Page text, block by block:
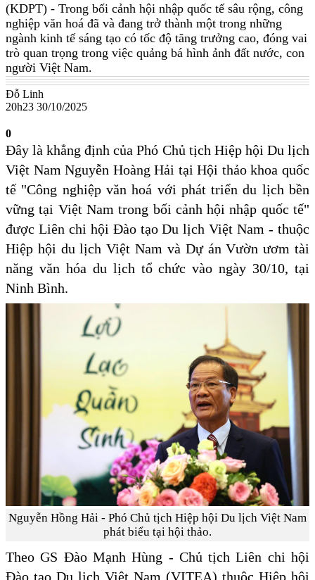
(KDPT) - Trong bối cảnh hội nhập quốc tế sâu rộng, công
nghiệp văn hoá đã và đang trở thành một trong những
ngành kinh tế sáng tạo có tốc độ tăng trưởng cao, đóng vai
trò quan trọng trong việc quảng bá hình ảnh đất nước, con
người Việt Nam.
Đỗ Linh
20h23 30/10/2025
0
Đây là khẳng định của Phó Chủ tịch Hiệp hội Du lịch
Việt Nam Nguyễn Hoàng Hải tại Hội thảo khoa quốc
tế "Công nghiệp văn hoá với phát triển du lịch bền
vững tại Việt Nam trong bối cảnh hội nhập quốc tế"
được Liên chi hội Đào tạo Du lịch Việt Nam - thuộc
Hiệp hội du lịch Việt Nam và Dự án Vườn ươm tài
năng văn hóa du lịch tổ chức vào ngày 30/10, tại
Ninh Bình.
Nguyễn Hồng Hải - Phó Chủ tịch Hiệp hội Du lịch Việt Nam
phát biểu tại hội thảo.
Theo GS Đào Mạnh Hùng - Chủ tịch Liên chi hội
Đào tạo Du lịch Việt Nam (VITEA) thuộc Hiệp hội